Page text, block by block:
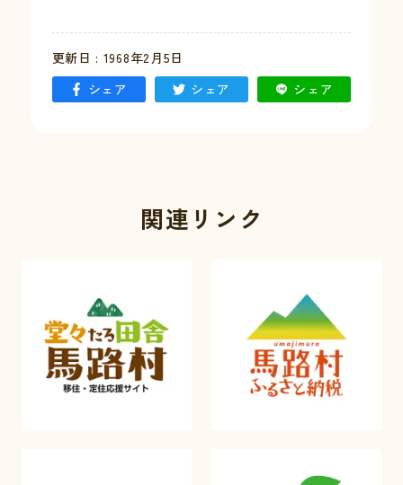
更新日 : 1968年2月5日
シェア
シェア シェア
関連リンク
例規集